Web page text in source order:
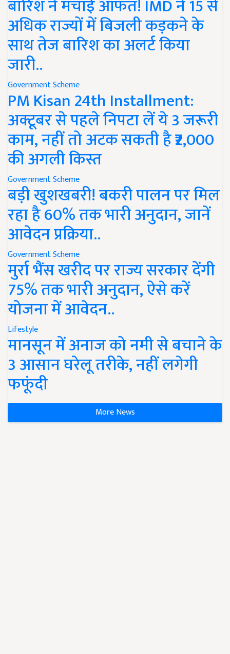
बारिश ने मचाई आफत! IMD ने 15 से
अधिक राज्यों में बिजली कड़कने के
साथ तेज बारिश का अलर्ट किया
जारी..
Government Scheme
PM Kisan 24th Installment:
अक्टूबर से पहले निपटा लें ये 3 जरूरी
काम, नहीं तो अटक सकती है ₹2,000
की अगली किस्त
Government Scheme
बड़ी खुशखबरी! बकरी पालन पर मिल
रहा है 60% तक भारी अनुदान, जानें
आवेदन प्रक्रिया..
Government Scheme
मुर्रा भैंस खरीद पर राज्य सरकार देंगी
75% तक भारी अनुदान, ऐसे करें
योजना में आवेदन..
Lifestyle
मानसून में अनाज को नमी से बचाने के
3 आसान घरेलू तरीके, नहीं लगेगी
फफूंदी
More News